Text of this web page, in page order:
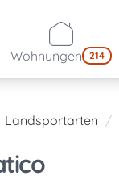
Wohnungen 214
Landsportarten